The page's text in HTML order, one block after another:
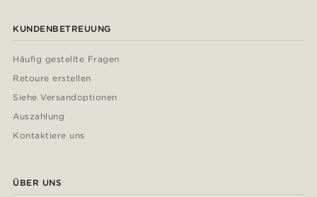
KUNDENBETREUUNG
Häufig gestellte Fragen
Retoure erstellen
Siehe Versandoptionen
Auszahlung
Kontaktiere uns
ÜBER UNS